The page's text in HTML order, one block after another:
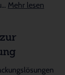
Mehr lesen